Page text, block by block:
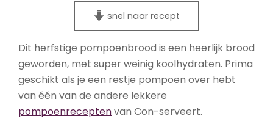
snel naar recept
Dit herfstige pompoenbrood is een heerlijk brood
geworden, met super weinig koolhydraten. Prima
geschikt als je een restje pompoen over hebt
van één van de andere lekkere
pompoenreceptenvan Con-serveert.